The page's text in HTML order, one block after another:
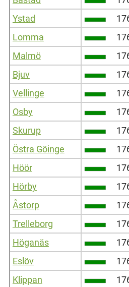
Ystad
Lomma
Malmö
Bjuv
Vellinge
Osby
Skurup
Östra Göinge
Höör
Hörby
Åstorp
Trelleborg
Höganäs
Eslöv
Klippan